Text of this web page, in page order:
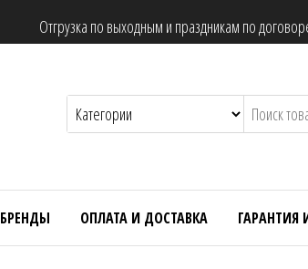
Отгрузка по выходным и праздникам по
БРЕНДЫ ОПЛАТА И ДОСТАВКА ГАРАНТИЯ